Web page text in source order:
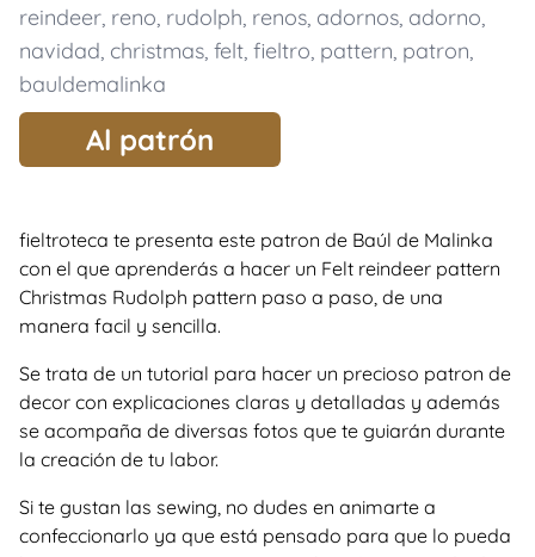
reindeer, reno, rudolph, renos, adornos, adorno,
navidad, christmas, felt, fieltro, pattern, patron,
bauldemalinka
Al patrón
fieltroteca te presenta este patron de Baúl de Malinka
con el que aprenderás a hacer un Felt reindeer pattern
Christmas Rudolph pattern paso a paso, de una
manera facil y sencilla.
Se trata de un tutorial para hacer un precioso patron de
decor con explicaciones claras y detalladas y además
se acompaña de diversas fotos que te guiarán durante
la creación de tu labor.
Si te gustan las sewing, no dudes en animarte a
confeccionarlo ya que está pensado para que lo pueda